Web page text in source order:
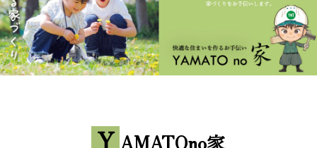
Y AMATOno家